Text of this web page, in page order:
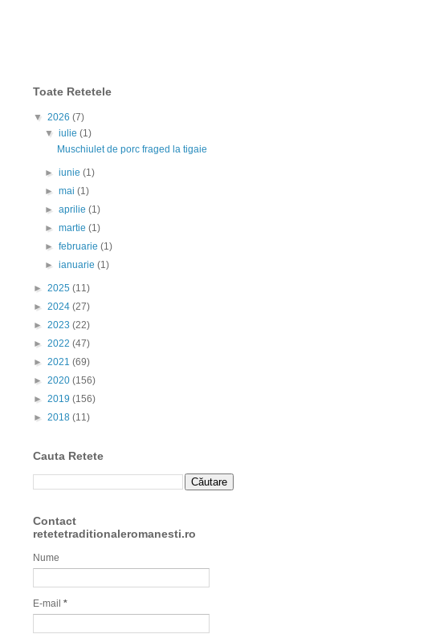
Toate Retetele
▼ 2026 (7)
▼iulie(1)
Muschiulet de porc fraged la tigaie
►iunie(1)
►mai(1)
►aprilie(1)
►martie(1)
►februarie(1)
►ianuarie(1)
► 2025 (11)
► 2024 (27)
► 2023 (22)
► 2022 (47)
► 2021 (69)
► 2020 (156)
► 2019 (156)
► 2018 (11)
Cauta Retete
Contact
retetetraditionaleromanesti.ro
Nume
E-mail *